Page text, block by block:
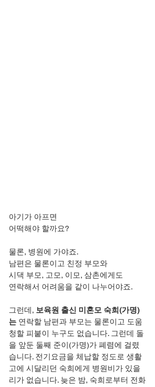
아기가 아프면
어떡해야 할까요?
물론, 병원에 가야죠.
남편은 물론이고 친정 부모와
시댁 부모, 고모, 이모, 삼촌에게도
연락해서 어려움을 같이 나누어야죠.
그런데, 보육원 출신 미혼모 숙희(가명)
는 연락할 남편과 부모는 물론이고 도움
청할 피붙이 누구도 없습니다. 그런데 돌
을 앞둔 둘째 준이(가명)가 폐렴에 걸렸
습니다. 전기요금을 체납할 정도로 생활
고에 시달리던 숙희에게 병원비가 있을
리가 없습니다. 늦은 밤, 숙희로부터 전화